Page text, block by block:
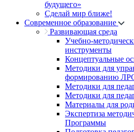
будущего»
Сделай мир ближе!
Современное образование
Развивающая среда
Учебно-
инструменты
Концептуальные
Методики для
формированию
Методики для
Методики для
Материалы для
Экспертиза
Программы